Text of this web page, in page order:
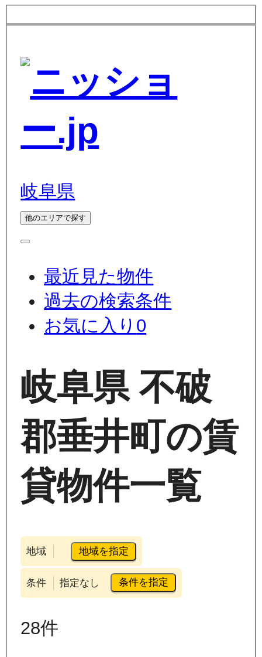
岐阜県
他のエリアで探す
最近見た物件
過去の検索条件
お気に入り 0
岐阜県 不破
郡垂井町の賃
貸物件一覧
地域 地域を指定
条件 指定なし 条件を指定
28件